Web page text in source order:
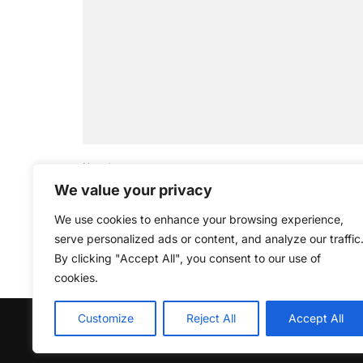
We value your privacy
We use cookies to enhance your browsing experience,
serve personalized ads or content, and analyze our traffic.
By clicking "Accept All", you consent to our use of
cookies.
Customize Reject All Accept All
Nom *